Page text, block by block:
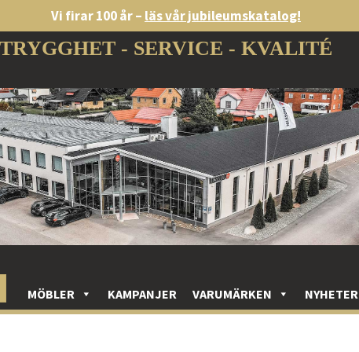
Vi firar 100 år – läs vår jubileumskatalog!
TRYGGHET - SERVICE - KVALITÉ
MÖBLER KAMPANJER VARUMÄRKEN NYHETER